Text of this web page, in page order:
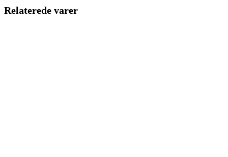
Relaterede varer